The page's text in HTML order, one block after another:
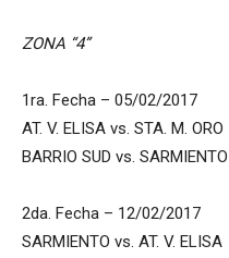
ZONA “4”
1ra. Fecha – 05/02/2017
AT. V. ELISA vs. STA. M. ORO
BARRIO SUD vs. SARMIENTO
2da. Fecha – 12/02/2017
SARMIENTO vs. AT. V. ELISA